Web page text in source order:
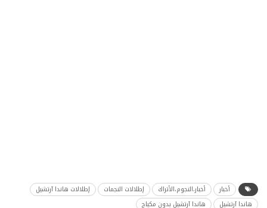
أخبار أخبار،النجوم،الأتراك إطلالات النجمات
إطلالات هاندا آرتشيل
هاندا آرتشيل
هاندا آرتشيل بدون مكياج